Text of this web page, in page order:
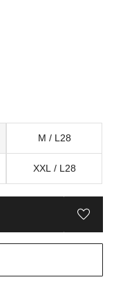
M / L28
XXL / L28